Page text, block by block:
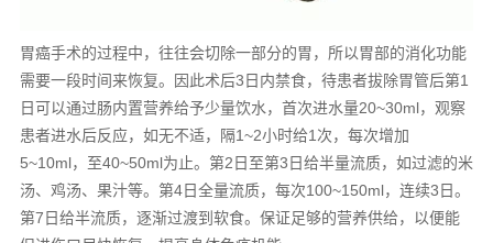
胃癌手术的过程中，往往会切除一部分的胃，所以胃部的消化功能
需要一段时间来恢复。因此术后3日内禁食，待患者拔除胃管后第1
日可以通过肠内置营养给予少量饮水，首次进水量20~30ml，观察
患者进水后反应，如无不适，隔1~2小时给1次，每次增加
5~10ml，至40~50ml为止。第2日至第3日给半量流质，如过滤的米
汤、鸡汤、果汁等。第4日全量流质，每次100~150ml，连续3日。
第7日给半流质，逐渐过渡到软食。保证足够的营养供给，以便能